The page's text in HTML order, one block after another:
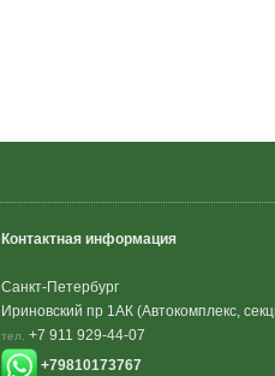
Контактная информация
Санкт-Петербург
Ириновский пр 1АК (Автокомплекс,
тел.
+7 911 929-44-07
+79810173767